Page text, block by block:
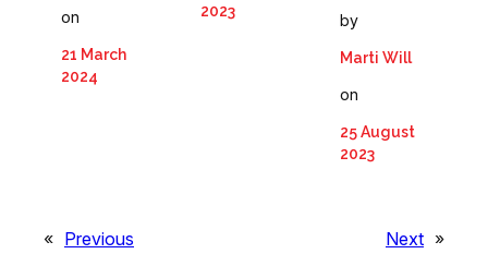
on
21 March
2024
2023
by
Marti Will
on
25 August
2023
« Previous
Next »